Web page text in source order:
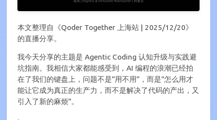
本文整理自《Qoder Together 上海站 | 2025/12/20》
的直播分享。
我今天分享的主题是 Agentic Coding 认知升级与实践避
坑指南。我相信大家都能感受到，AI 编程的浪潮已经拍
在了我们的键盘上，问题不是”用不用”，而是”怎么用才
能让它成为真正的生产力，而不是解决了代码的产出，又
引入了新的麻烦”。